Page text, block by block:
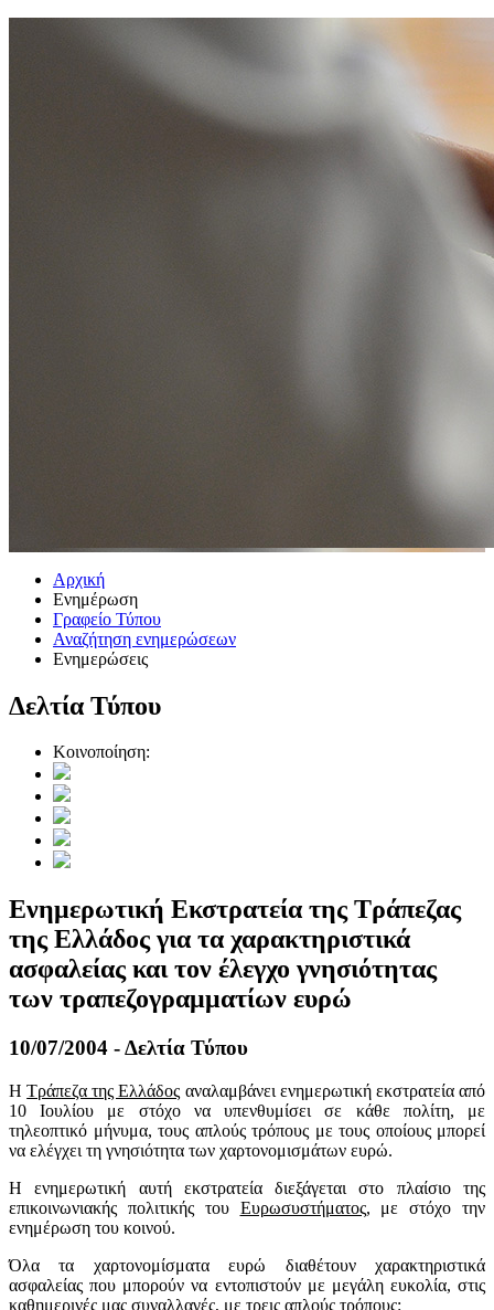
Αρχική
Ενημέρωση
Γραφείο Τύπου
Αναζήτηση ενημερώσεων
Ενημερώσεις
Δελτία Τύπου
Κοινοποίηση:
Ενημερωτική Εκστρατεία της Τράπεζας
της Ελλάδος για τα χαρακτηριστικά
ασφαλείας και τον έλεγχο γνησιότητας
των τραπεζογραμματίων ευρώ
10/07/2004 - Δελτία Τύπου
ΗΤράπεζα της Ελλάδος αναλαμβάνει ενημερωτική εκστρατεία από
10 Ιουλίου με στόχο να υπενθυμίσει σε κάθε πολίτη, με
τηλεοπτικό μήνυμα, τους απλούς τρόπους με τους οποίους μπορεί
να ελέγχει τη γνησιότητα των χαρτονομισμάτων ευρώ.
Η ενημερωτική αυτή εκστρατεία διεξάγεται στο πλαίσιο της
επικοινωνιακής πολιτικής του Ευρωσυστήματος, με στόχο την
ενημέρωση του κοινού.
Όλα τα χαρτονομίσματα ευρώ διαθέτουν χαρακτηριστικά
ασφαλείας που μπορούν να εντοπιστούν με μεγάλη ευκολία, στις
καθημερινές μας συναλλαγές, με τρεις απλούς τρόπους: